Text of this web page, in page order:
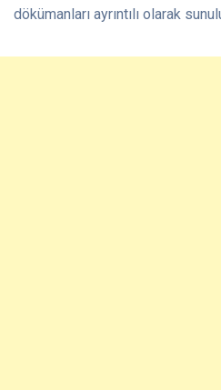
dökümanları ayrıntılı olarak